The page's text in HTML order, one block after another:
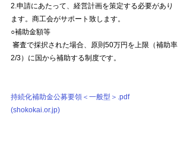
2.申請にあたって、経営計画を策定する必要があり
ます。商工会がサポート致します。
○補助金額等
2/3）に国から補助する制度です。
持続化補助金公募要領＜一般型＞.pdf
(shokokai.or.jp)